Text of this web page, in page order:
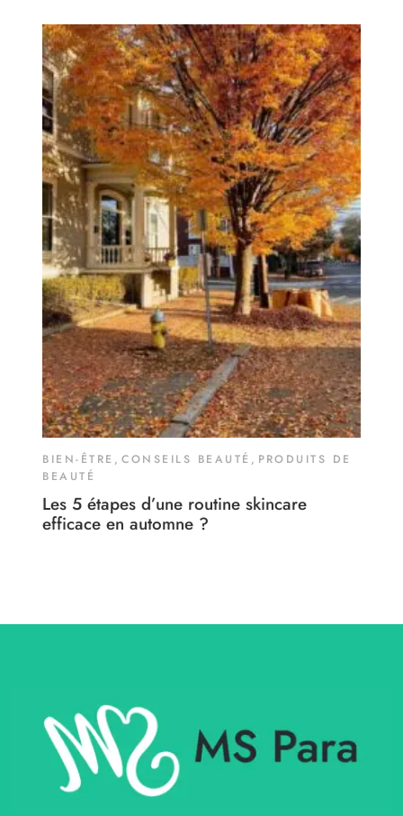
BIEN-ÊTRE , CONSEILS BEAUTÉ , PRODUITS DE
BEAUTÉ
Les 5 étapes d’une routine skincare
efficace en automne ?